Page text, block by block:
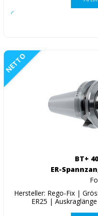
NETTO
BT+
ER-
Hersteller: Rego-Fix |
ER25 |